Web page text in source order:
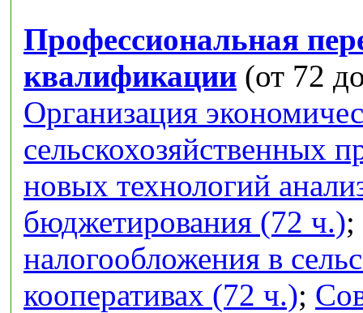
Профессиональная
квалификации (от 72
Организация
сельскохозяйственных
новых технологий
бюджетирования (72 ч.);
налогообложения в
кооперативах (72 ч.);